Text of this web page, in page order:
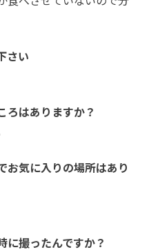
さい
はありますか？
気に入りの場所はあり
撮ったんですか？